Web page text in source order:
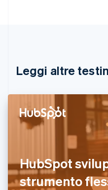
Leggi altre
HubSpot
strumento
English Français
Cina continentale
Cipro
English
Croazia
English
English
Estonia
English